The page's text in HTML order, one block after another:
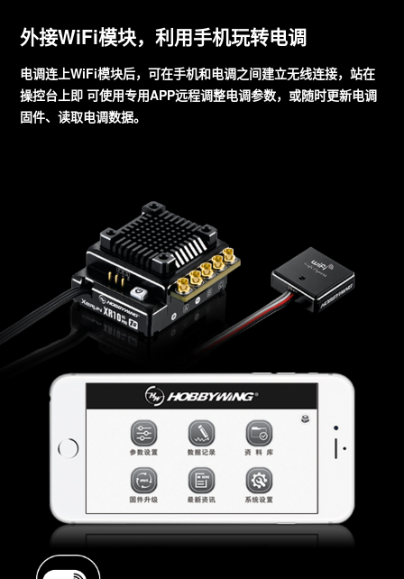
外接WiFi模块，利用手机玩转电调
电调连上WiFi模块后，可在手机和电调之间建立无线连接，站在
操控台上即 可使用专用APP远程调整电调参数，或随时更新电调
固件、读取电调数据。